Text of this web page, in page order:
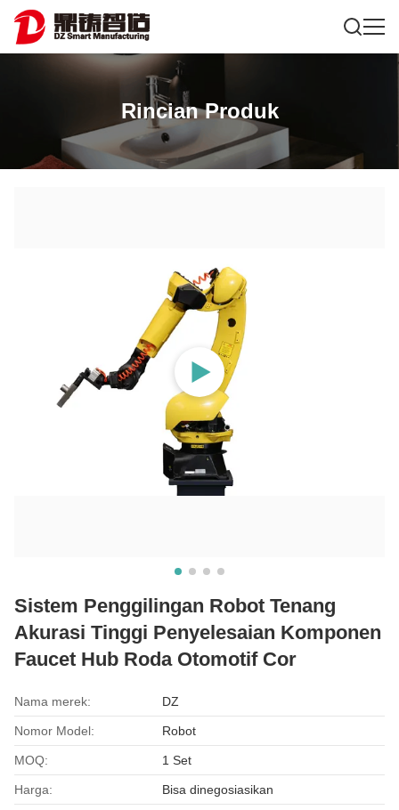
Rincian Produk
Sistem Penggilingan Robot Tenang
Akurasi Tinggi Penyelesaian Komponen
Faucet Hub Roda Otomotif Cor
Nama merek: DZ
Nomor Model: Robot
MOQ: 1 Set
Harga: Bisa dinegosiasikan